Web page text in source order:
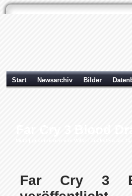
Start Newsarchiv Bilder
Far Cry 3